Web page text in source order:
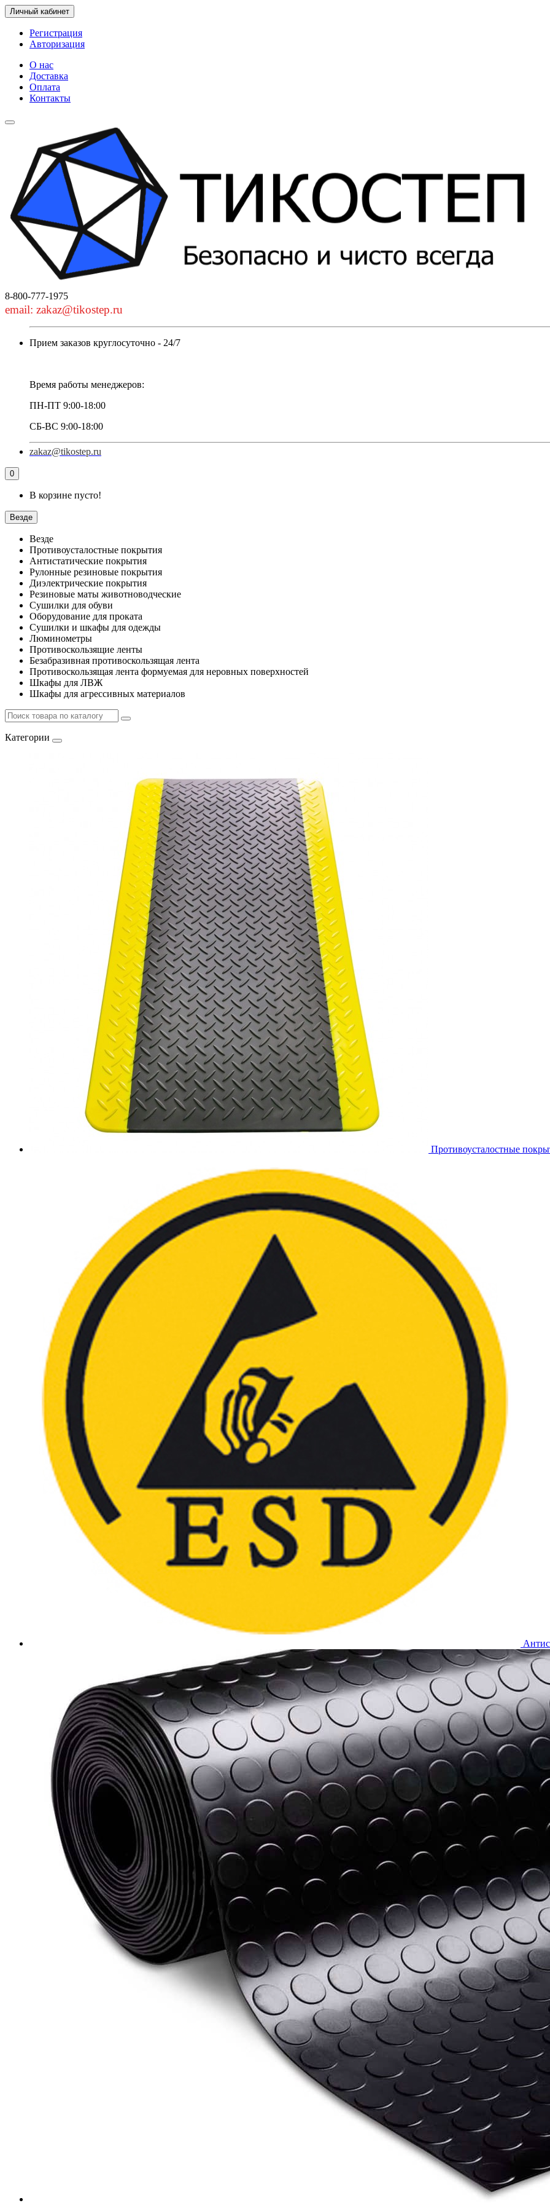
Личный кабинет
Регистрация
Авторизация
О нас
Доставка
Оплата
Контакты
8-800-777-1975
email: zakaz@tikostep.ru
Прием заказов круглосуточно - 24/7
Время работы менеджеров:
ПН-ПТ 9:00-18:00
СБ-ВС 9:00-18:00
zakaz@tikostep.ru
0
В корзине пусто!
Везде
Везде
Противоусталостные покрытия
Антистатические покрытия
Рулонные резиновые покрытия
Диэлектрические покрытия
Резиновые маты животноводческие
Сушилки для обуви
Оборудование для проката
Сушилки и шкафы для одежды
Люминометры
Противоскользящие ленты
Безабразивная противоскользящая лента
Противоскользящая лента формуемая для неровных поверхностей
Шкафы для ЛВЖ
Шкафы для агрессивных материалов
Категории
Противоусталостные